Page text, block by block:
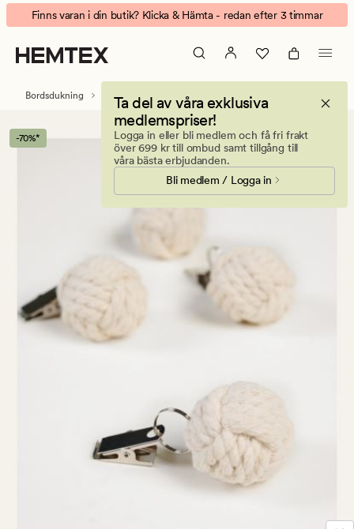
Hemp
duktyngd,
pack
Animerad
banner.
Klicka
på
att
pausa.
Finns varan i din butik? Klicka & Hämta - redan efter 3 timmar
Ta del av våra exklusiva
medlemspriser!
Logga in eller bli medlem och få fri frakt
över 699 kr till ombud samt tillgång till
våra bästa erbjudanden.
Bli medlem / Logga in
Bordsdukning Dukar Duktyngd
-70%*